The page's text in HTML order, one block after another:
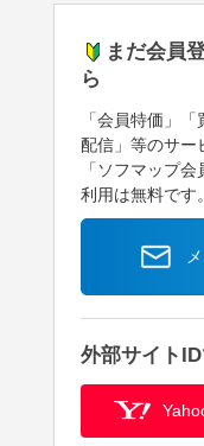
まだ会員
ら
「会員特価」
配信」等のサー
「ソフマップ
利用は無料です。
外部サイト